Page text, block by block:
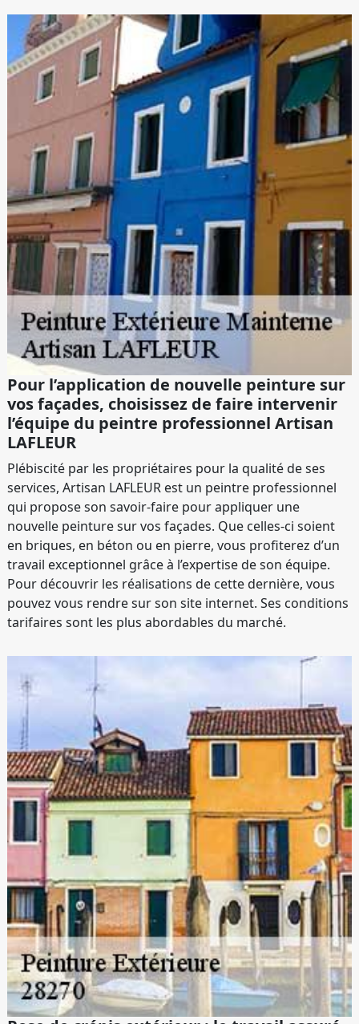
Pour l’application de nouvelle peinture sur
vos façades, choisissez de faire intervenir
l’équipe du peintre professionnel Artisan
LAFLEUR
Plébiscité par les propriétaires pour la qualité de ses
services, Artisan LAFLEUR est un peintre professionnel
qui propose son savoir-faire pour appliquer une
nouvelle peinture sur vos façades. Que celles-ci soient
en briques, en béton ou en pierre, vous profiterez d’un
travail exceptionnel grâce à l’expertise de son équipe.
Pour découvrir les réalisations de cette dernière, vous
pouvez vous rendre sur son site internet. Ses conditions
tarifaires sont les plus abordables du marché.